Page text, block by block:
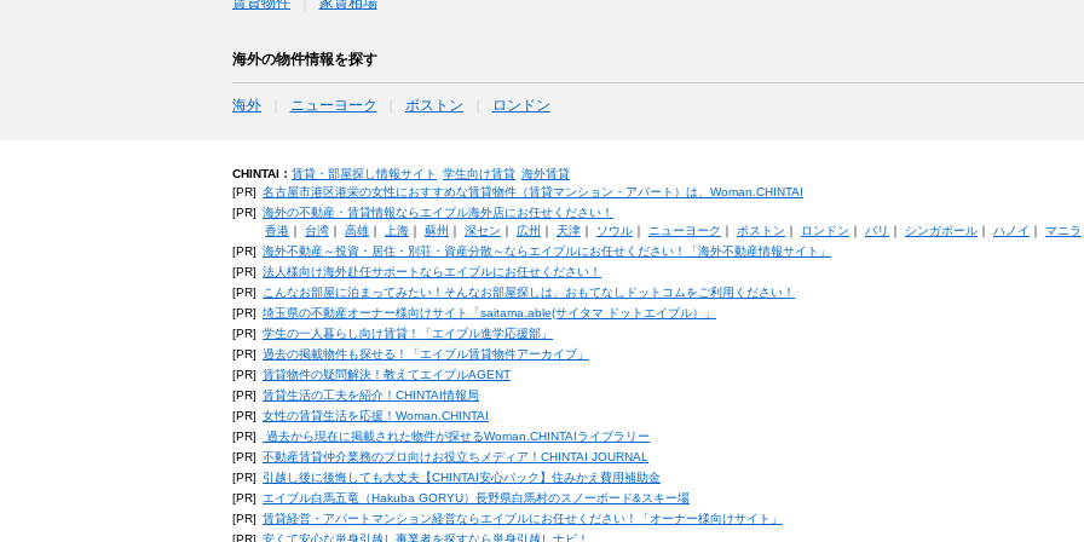
海外の物件情報を探す
海外 ニューヨーク ボストン ロンドン
CHINTAI： 賃貸・部屋探し情報サイト 学生向け賃貸 海外賃貸
[PR] 名古屋市港区港栄の女性におすすめな賃貸物件（賃貸マンション・アパート）は、Woman.CHINTAI
[PR] 海外の不動産・賃貸情報ならエイブル海外店にお任せください！
香港｜ 台湾｜ 高雄｜ 上海｜ 蘇州 ｜ 深セン ｜ 広州 ｜ 天津｜ ソウル｜ ニューヨーク ｜ ボストン ｜ ロンドン ｜ パリ ｜ シンガポール｜ ハノイ ｜ マニラ
[PR] 海外不動産～投資・居住・別荘・資産分散～ならエイブルにお任せください！「海外不動産情報サイト」
[PR] 法人様向け海外赴任サポートならエイブルにお任せください！
[PR]
こんなお部屋に泊まってみたい！そんなお部屋探しは、おもてなしドットコムをご利用ください！
[PR] 埼玉県の不動産オーナー様向けサイト「saitama.able(サイタマ ドットエイブル）」
[PR] 学生の一人暮らし向け賃貸！「エイブル進学応援部」
[PR] 過去の掲載物件も探せる！「エイブル賃貸物件アーカイブ」
[PR] 賃貸物件の疑問解決！教えてエイブルAGENT
[PR] 賃貸生活の工夫を紹介！CHINTAI情報局
[PR] 女性の賃貸生活を応援！Woman.CHINTAI
[PR]
過去から現在に掲載された物件が探せるWoman.CHINTAIライブラリー
[PR] 不動産賃貸仲介業務のプロ向けお役立ちメディア！CHINTAI JOURNAL
[PR]
引越し後に後悔しても大丈夫【CHINTAI安心パック】住みかえ費用補助金
[PR]
エイブル白馬五竜（Hakuba GORYU）長野県白馬村のスノーボード&スキー場
[PR] 賃貸経営・アパートマンション経営ならエイブルにお任せください！「オーナー様向けサイト」
[PR] 安くて安心な単身引越し事業者を探すなら単身引越しナビ！